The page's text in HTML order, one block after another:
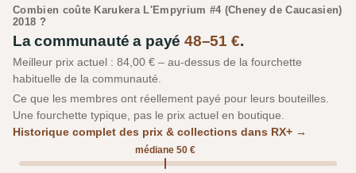
Combien coûte Karukera L'Empyrium #4 (Cheney de Caucasien)
2018 ?
La communauté a payé48–51 €.
Meilleur prix actuel : 84,00 € – au-dessus de la fourchette
habituelle de la communauté.
Ce que les membres ont réellement payé pour leurs bouteilles.
Une fourchette typique, pas le prix actuel en boutique.
Historique complet des prix & collections dans RX+ →
médiane 50 €